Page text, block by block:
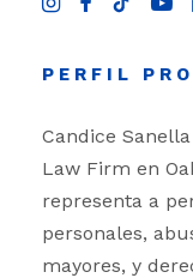
PERFIL
Candice
Law Firm en
representa a
personales,
mayores, y